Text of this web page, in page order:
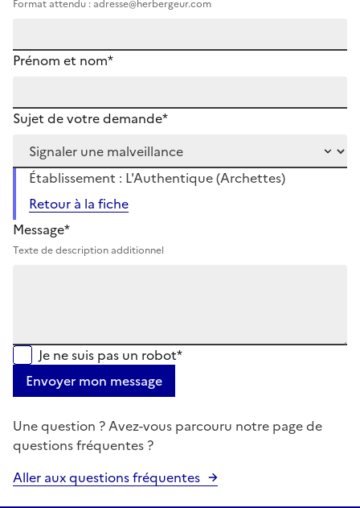
Format attendu : adresse@herbergeur.com
Prénom et nom*
Sujet de votre demande*
Établissement : L'Authentique (Archettes)
Retour à la fiche
Message*
Texte de description additionnel
Je ne suis pas un robot*
Envoyer mon message
Une question ? Avez-vous parcouru notre page de
questions fréquentes ?
Aller aux questions fréquentes